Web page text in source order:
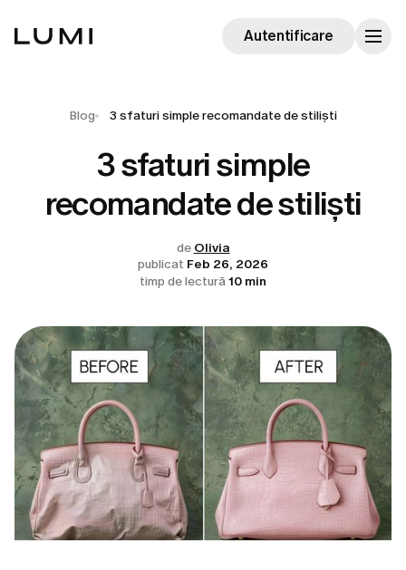
Autentificare
Blog 3 sfaturi simple recomandate de stiliști
3 sfaturi simple
recomandate de stiliști
de Olivia
publicat Feb 26, 2026
timp de lectură10 min